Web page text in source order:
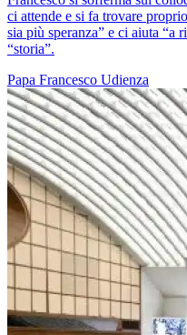
ci attende e si fa trovare
sia più speranza” e ci aiuta “a
“storia”.
Papa Francesco Udienza